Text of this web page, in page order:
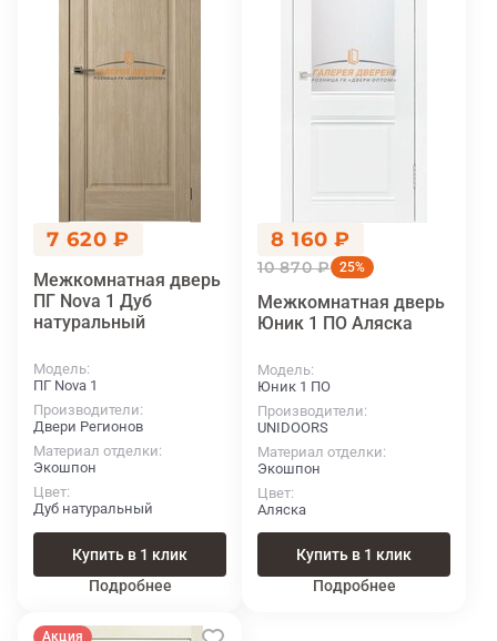
7 620 ₽
Межкомнатная дверь
ПГ Nova 1 Дуб
натуральный
Модель
ПГ Nova 1
Производители
Двери Регионов
Материал отделки
Экошпон
Цвет
Дуб натуральный
Купить в 1 клик
Подробнее
8 160 ₽
10 870 ₽ 25%
Межкомнатная дверь
Юник 1 ПО Аляска
Модель
Юник 1 ПО
Производители
UNIDOORS
Материал отделки
Экошпон
Цвет
Аляска
Купить в 1 клик
Подробнее
Акция